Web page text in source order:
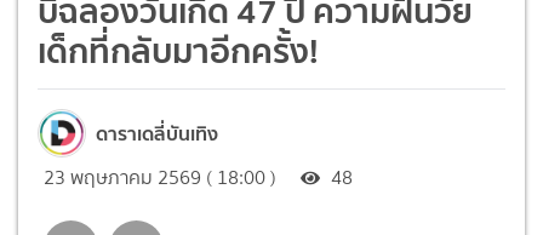
เด็กที่กลับมาอีกครั้ง!
ดาราเดลี่บันเทิง
23 พฤษภาคม 2569 ( 18:00 ) 48